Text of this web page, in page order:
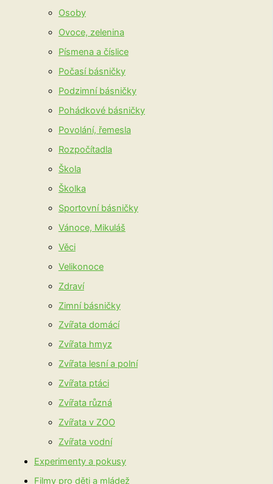
Osoby
Ovoce, zelenina
Písmena a číslice
Počasí básničky
Podzimní básničky
Pohádkové básničky
Povolání, řemesla
Rozpočítadla
Škola
Školka
Sportovní básničky
Vánoce, Mikuláš
Věci
Velikonoce
Zdraví
Zimní básničky
Zvířata domácí
Zvířata hmyz
Zvířata lesní a polní
Zvířata ptáci
Zvířata různá
Zvířata v ZOO
Zvířata vodní
Experimenty a pokusy
Filmy pro děti a mládež